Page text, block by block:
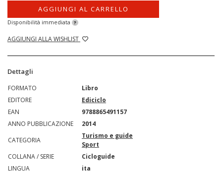
AGGIUNGI AL CARRELLO
Disponibilità immediata ?
AGGIUNGI ALLA WISHLIST
Dettagli
FORMATO
Libro
EDITORE
Ediciclo
EAN
9788865491157
ANNO PUBBLICAZIONE
2014
CATEGORIA
Turismo e guide
Sport
COLLANA / SERIE
Cicloguide
LINGUA
ita